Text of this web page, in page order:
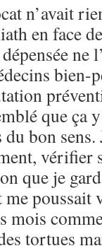
n’avait
en face
ne
bien-
que ça
bon sens.
vérifier
que je
poussait
mois
tortues